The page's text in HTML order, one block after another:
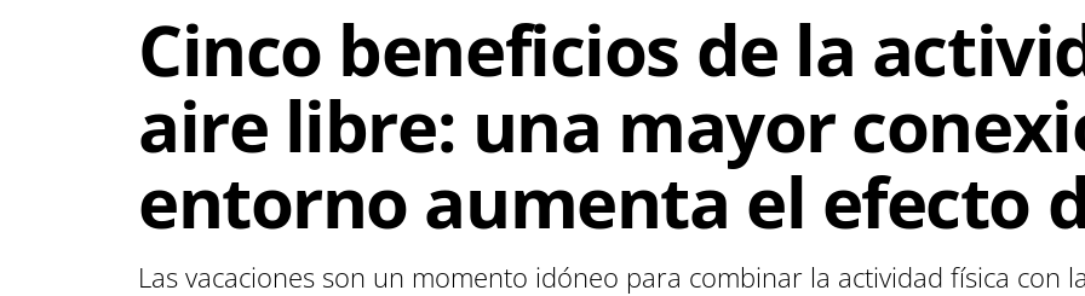
Cinco beneficios de la
aire libre: una mayor
entorno aumenta el efecto
Las vacaciones son un momento idóneo para combinar la actividad física con